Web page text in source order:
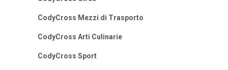
CodyCross Mezzi di Trasporto
CodyCross Arti Culinarie
CodyCross Sport